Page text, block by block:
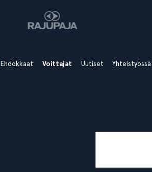
Ehdokkaat Voittajat Uutiset Yhteistyössä